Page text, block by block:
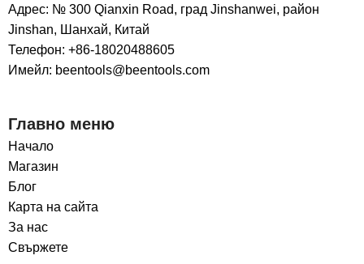
Адрес: № 300 Qianxin Road, град Jinshanwei, район
Jinshan, Шанхай, Китай
Телефон: +86-18020488605
Имейл: beentools@beentools.com
Главно меню
Начало
Магазин
Блог
Карта на сайта
За нас
Свържете